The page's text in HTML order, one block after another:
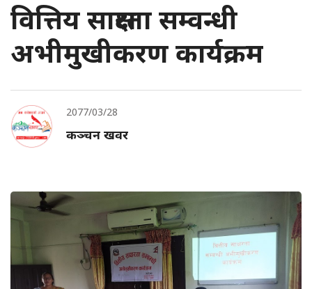
वित्तिय साक्षरता सम्वन्धी
अभीमुखीकरण कार्यक्रम
2077/03/28
कञ्चन खवर